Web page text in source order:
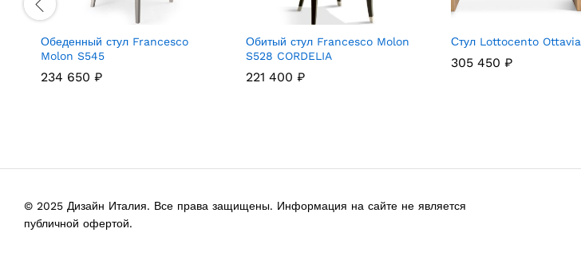
Обеденный стул Francesco
Molon S545
234 650 ₽
Обитый стул Francesco Molon
S528 CORDELIA
221 400 ₽
Стул Lottocento Ottavia
305 450 ₽
© 2025 Дизайн Италия. Все права защищены. Информация на сайте не является
публичной офертой.